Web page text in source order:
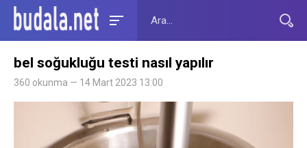
bel soğukluğu testi nasıl yapılır
360 okunma — 14 Mart 2023 13:00